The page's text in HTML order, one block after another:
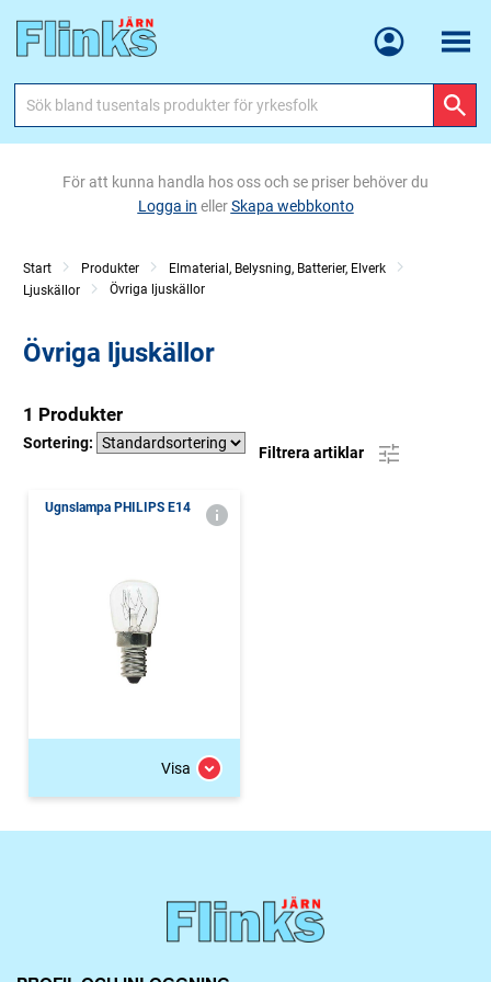
Meny
För att kunna handla hos oss och se priser behöver du
Logga in ellerSkapa webbkonto
Start Produkter
Elmaterial, Belysning, Batterier, Elverk
Ljuskällor
Övriga ljuskällor
Övriga ljuskällor
1 Produkter
Sortering:
Filtrera artiklar
Ugnslampa PHILIPS E14
Visa